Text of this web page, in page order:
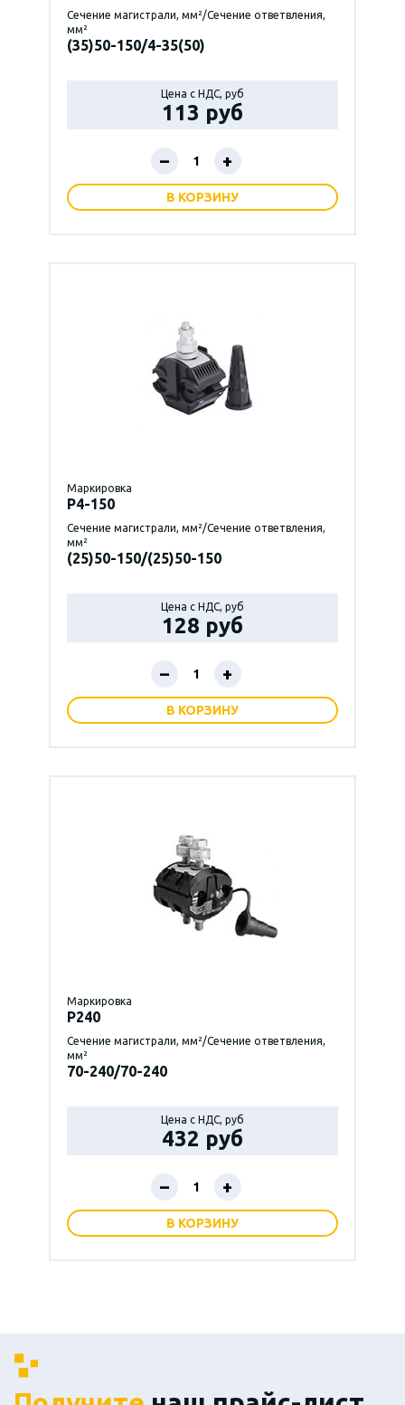
Сечение магистрали, мм²/Сечение ответвления,
мм²
(35)50-150/4-35(50)
Цена с НДС, руб
113 руб
– +
В КОРЗИНУ
Маркировка
P4-150
Сечение магистрали, мм²/Сечение ответвления,
мм²
(25)50-150/(25)50-150
Цена с НДС, руб
128 руб
– +
В КОРЗИНУ
Маркировка
P240
Сечение магистрали, мм²/Сечение ответвления,
мм²
70-240/70-240
Цена с НДС, руб
432 руб
– +
В КОРЗИНУ